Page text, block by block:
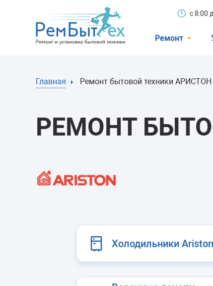
с 8:00
Ремонт
Телевизоры
Сушильные
Главная Ремонт бытовой техники АРИСТОН
РЕМОНТ
Холодильники Ariston